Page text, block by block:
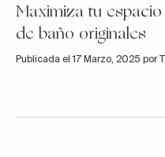
Maximiza tu
de baño originales
Publicada el 17 Marzo, 2025 por